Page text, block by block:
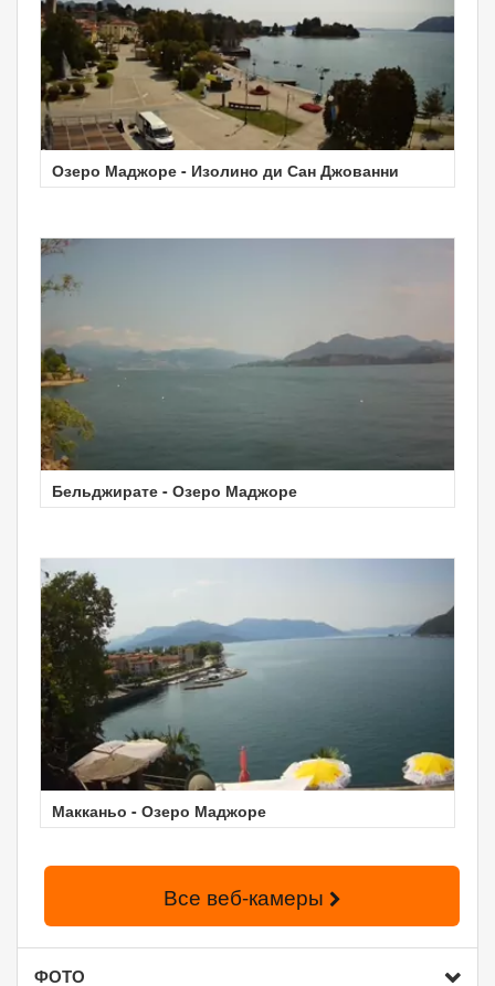
Озеро Маджоре - Изолино ди Сан Джованни
Бельджирате - Озеро Маджоре
Макканьо - Озеро Маджоре
Все веб-камеры
ФОТО